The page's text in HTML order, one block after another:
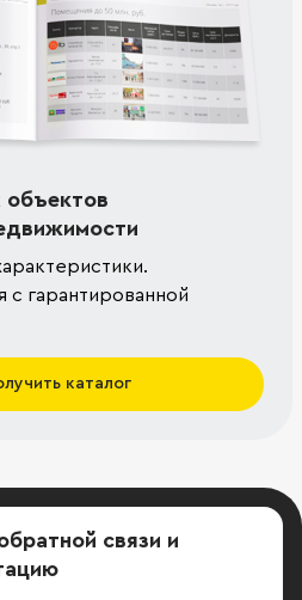
объектов
гарантированной
каталог
связи и